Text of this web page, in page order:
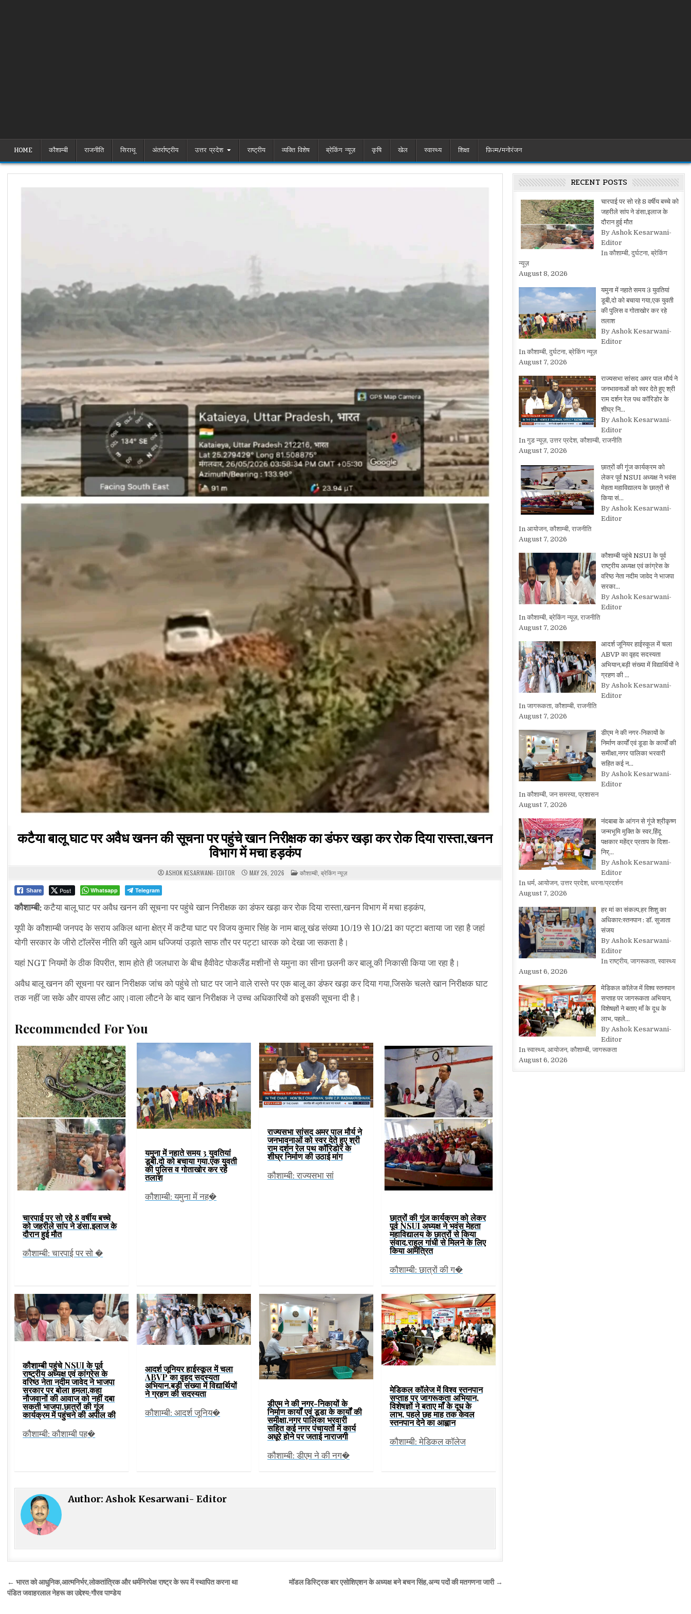
HOME कौशाम्बी राजनीति सिराथू अंतर्राष्ट्रीय उत्तर प्रदेश राष्ट्रीय व्यक्ति विशेष ब्रेकिंग न्यूज़ कृषि खेल स्वास्थ्य शिक्षा फ़िल्म/मनोरंजन
कटैया बालू घाट पर अवैध खनन की सूचना पर पहुंचे खान निरीक्षक का डंफर खड़ा कर रोक दिया रास्ता,खनन
विभाग में मचा हड़कंप
ASHOK KESARWANI- EDITOR MAY 26, 2026 POSTED
IN
कौशाम्बी ब्रेकिंग न्यूज़
Share Post Whatsapp Telegram
कौशाम्बी:कटैया बालू घाट पर अवैध खनन की सूचना पर पहुंचे खान निरीक्षक का डंफर खड़ा कर रोक दिया रास्ता,खनन विभाग में मचा हड़कंप,
यूपी के कौशाम्बी जनपद के सराय अकिल थाना क्षेत्र में कटैया घाट पर विजय कुमार सिंह के नाम बालू खंड संख्या 10/19 से 10/21 का पट्टा बताया जा रहा है जहां
योगी सरकार के जीरो टॉलरेंस नीति की खुले आम धज्जियां उड़ाते साफ तौर पर पट्टा धारक को देखा जा सकता है।
यहां NGT नियमों के ठीक विपरीत, शाम होते ही जलधारा के बीच हैवीवेट पोकलैंड मशीनों से यमुना का सीना छलनी कर बालू की निकासी किया जा रहा है।
अवैध बालू खनन की सूचना पर खान निरीक्षक जांच को पहुंचे तो घाट पर जाने वाले रास्ते पर एक बालू का डंफर खड़ा कर दिया गया,जिसके चलते खान निरीक्षक घाट
तक नहीं जा सके और वापस लौट आए।वाला लौटने के बाद खान निरीक्षक ने उच्च अधिकारियों को इसकी सूचना दी है।
Recommended For You
चारपाई पर सो रहे 8 वर्षीय बच्चे
को जहरीले सांप ने डंसा,इलाज के
दौरान हुई मौत
कौशाम्बी: चारपाई पर सो �
यमुना में नहाते समय 3 युवतियां
डूबी,दो को बचाया गया,एक युवती
की पुलिस व गोताखोर कर रहे
तलाश
कौशाम्बी: यमुना में नह�
राज्यसभा सांसद अमर पाल मौर्य ने
जनभावनाओं को स्वर देते हुए श्री
राम दर्शन रेल पथ कॉरिडोर के
शीघ्र निर्माण की उठाई मांग
कौशाम्बी: राज्यसभा सां
छात्रों की गूंज कार्यक्रम को लेकर
पूर्व NSUI अध्यक्ष ने भवंस मेहता
महाविद्यालय के छात्रों से किया
संवाद,राहुल गांधी से मिलने के लिए
किया आमंत्रित
कौशाम्बी: छात्रों की ग�
कौशाम्बी पहुंचे NSUI के पूर्व
राष्ट्रीय अध्यक्ष एवं कांग्रेस के
वरिष्ठ नेता नदीम जावेद ने भाजपा
सरकार पर बोला हमला,कहा
नौजवानों की आवाज को नहीं दबा
सकती भाजपा,छात्रों की गूंज
कार्यक्रम में पहुंचने की अपील की
कौशाम्बी: कौशाम्बी पह�
आदर्श जूनियर हाईस्कूल में चला
ABVP का वृहद सदस्यता
अभियान,बड़ी संख्या में विद्यार्थियों
ने ग्रहण की सदस्यता
कौशाम्बी: आदर्श जूनिय�
डीएम ने की नगर-निकायों के
निर्माण कार्यों एवं डूडा के कार्यों की
समीक्षा,नगर पालिका भरवारी
सहित कई नगर पंचायतों में कार्य
अधूरे होने पर जताई नाराजगी
कौशाम्बी: डीएम ने की नग�
मेडिकल कॉलेज में विश्व स्तनपान
सप्ताह पर जागरूकता अभियान,
विशेषज्ञों ने बताए माँ के दूध के
लाभ, पहले छह माह तक केवल
स्तनपान देने का आह्वान
कौशाम्बी: मेडिकल कॉलेज
Author:Ashok Kesarwani- Editor
Post
navigation
मॉडल डिस्ट्रिक बार एसोशिएशन के अध्यक्ष बने बचन सिंह,अन्य पदों की मतगणना जारी →
← भारत को आधुनिक,आत्मनिर्भर,लोकतांत्रिक और धर्मनिरपेक्ष राष्ट्र के रूप में स्थापित करना था
पंडित जवाहरलाल नेहरू का उद्देश्य:गौरव पाण्डेय
RECENT POSTS
चारपाई पर सो रहे 8 वर्षीय बच्चे को
जहरीले सांप ने डंसा,इलाज के
दौरान हुई मौत
By Ashok Kesarwani-
Editor
In कौशाम्बी, दुर्घटना, ब्रेकिंग
न्यूज़
August 8, 2026
यमुना में नहाते समय 3 युवतियां
डूबी,दो को बचाया गया,एक युवती
की पुलिस व गोताखोर कर रहे
तलाश
By Ashok Kesarwani-
Editor
In कौशाम्बी, दुर्घटना, ब्रेकिंग न्यूज़
August 7, 2026
राज्यसभा सांसद अमर पाल मौर्य ने
जनभावनाओं को स्वर देते हुए श्री
राम दर्शन रेल पथ कॉरिडोर के
शीघ्र नि…
By Ashok Kesarwani-
Editor
In गुड न्यूज़, उत्तर प्रदेश, कौशाम्बी, राजनीति
August 7, 2026
छात्रों की गूंज कार्यक्रम को
लेकर पूर्व NSUI अध्यक्ष ने भवंस
मेहता महाविद्यालय के छात्रों से
किया सं…
By Ashok Kesarwani-
Editor
In आयोजन, कौशाम्बी, राजनीति
August 7, 2026
कौशाम्बी पहुंचे NSUI के पूर्व
राष्ट्रीय अध्यक्ष एवं कांग्रेस के
वरिष्ठ नेता नदीम जावेद ने भाजपा
सरका…
By Ashok Kesarwani-
Editor
In कौशाम्बी, ब्रेकिंग न्यूज़, राजनीति
August 7, 2026
आदर्श जूनियर हाईस्कूल में चला
ABVP का वृहद सदस्यता
अभियान,बड़ी संख्या में विद्यार्थियों ने
ग्रहण की …
By Ashok Kesarwani-
Editor
In जागरूकता, कौशाम्बी, राजनीति
August 7, 2026
डीएम ने की नगर-निकायों के
निर्माण कार्यों एवं डूडा के कार्यों की
समीक्षा,नगर पालिका भरवारी
सहित कई न…
By Ashok Kesarwani-
Editor
In कौशाम्बी, जन समस्या, प्रशासन
August 7, 2026
नंदबाबा के आंगन से गूंजे श्रीकृष्ण
जन्मभूमि मुक्ति के स्वर,हिंदू
पक्षकार महेंद्र प्रताप के दिशा-
निर्…
By Ashok Kesarwani-
Editor
In धर्म, आयोजन, उत्तर प्रदेश, धरना/प्रदर्शन
August 7, 2026
हर मां का संकल्प,हर शिशु का
अधिकार:स्तनपान : डॉ. सुजाता
संजय
By Ashok Kesarwani-
Editor
In राष्ट्रीय, जागरूकता, स्वास्थ्य
August 6, 2026
मेडिकल कॉलेज में विश्व स्तनपान
सप्ताह पर जागरूकता अभियान,
विशेषज्ञों ने बताए माँ के दूध के
लाभ, पहले…
By Ashok Kesarwani-
Editor
In स्वास्थ्य, आयोजन, कौशाम्बी, जागरूकता
August 6, 2026